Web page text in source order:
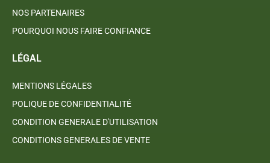
NOS PARTENAIRES
POURQUOI NOUS FAIRE CONFIANCE
LÉGAL
MENTIONS LÉGALES
POLIQUE DE CONFIDENTIALITÉ
CONDITION GENERALE D'UTILISATION
CONDITIONS GENERALES DE VENTE